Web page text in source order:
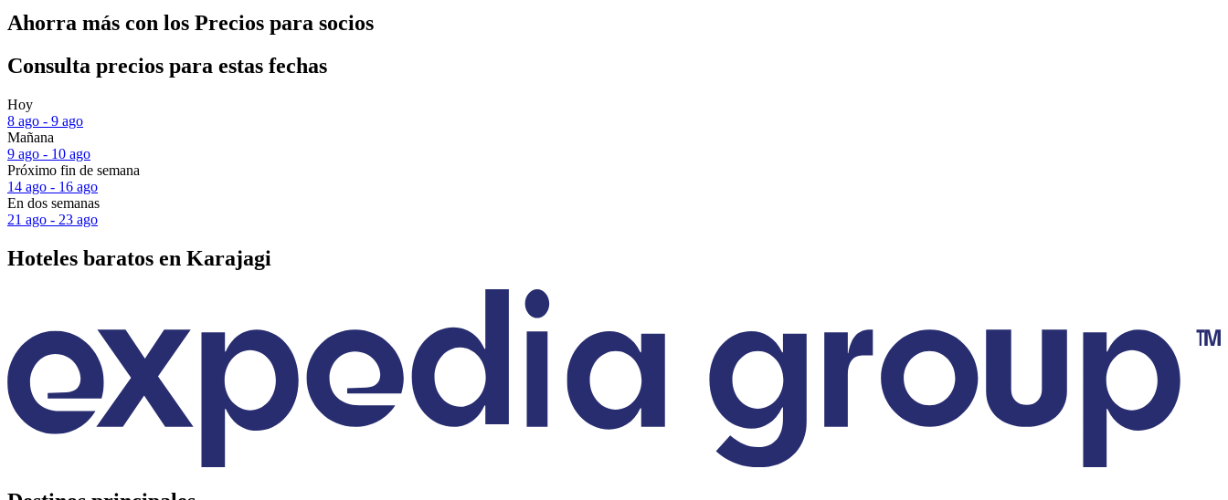
Ahorra más con los Precios para socios
Consulta precios para estas fechas
Hoy
8 ago - 9 ago
Mañana
9 ago - 10 ago
Próximo fin de semana
14 ago - 16 ago
En dos semanas
21 ago - 23 ago
Hoteles baratos en Karajagi